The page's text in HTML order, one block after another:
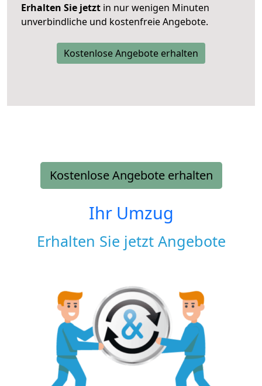
Erhalten Sie jetzt in nur wenigen Minuten
unverbindliche und kostenfreie Angebote.
Kostenlose Angebote erhalten
Kostenlose Angebote erhalten
Ihr Umzug
Erhalten Sie jetzt Angebote